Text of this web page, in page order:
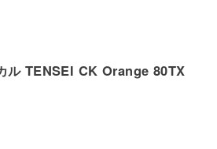
ル TENSEI CK Orange 80TX